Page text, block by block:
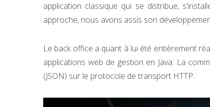
application classique qui se distribue,
approche, nous avons assis son
Le back office a quant à lui été entièrement
applications web de gestion en Java. La
(JSON) sur le protocole de transport HTTP.